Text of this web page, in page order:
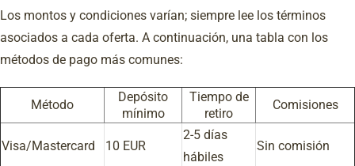
Los montos y condiciones varían; siempre lee los términos
asociados a cada oferta. A continuación, una tabla con los
métodos de pago más comunes:
Método
Depósito
mínimo
Tiempo de
retiro
Comisiones
Visa/Mastercard 10 EUR
2-5 días
hábiles
Sin comisión